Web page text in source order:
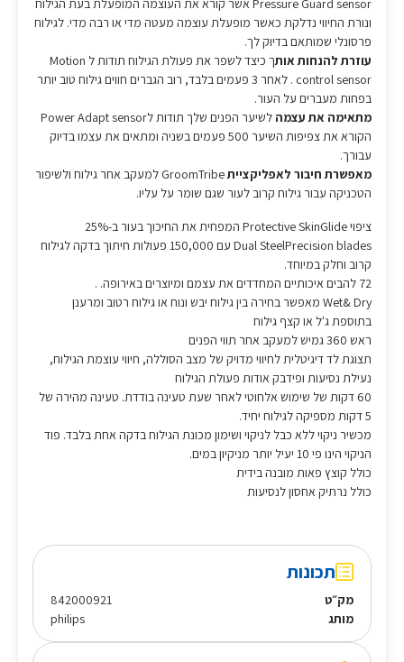
Pressure Guard sensor אשר קורא את העוצמה המופעלת בעת הגילוח
ונורת החיווי נדלקת כאשר מופעלת עוצמה מעטה מדי או רבה מדי. לגילוח
פרסונלי שמותאם בדיוק לך.
עוזרת להנחות אות
ך כיצד לשפר את פעולת הגילוח תודות ל Motion
control sensor . לאחר 3 פעמים בלבד, רוב הגברים חווים גילוח טוב יותר
בפחות מעברים על העור.
מתאימה את עצמה
לשיער הפנים שלך תודות לPower Adapt sensor
הקורא את צפיפות השיער 500 פעמים בשניה ומתאים את עצמו בדיוק
עבורך.
מאפשרת חיבור לאפליקציית
GroomTribe למעקב אחר גילוח ולשיפור
הטכניקה עבור גילוח קרוב לעור שגם שומר על עליו.
ציפוי Protective SkinGlide המפחית את החיכוך בעור ב-25%
Dual SteelPrecision blades עם 150,000 פעולות חיתוך בדקה לגילוח
קרוב וחלק במיוחד.
72 להבים איכותיים המחדדים את עצמם ומיוצרים באירופה. .
Wet& Dry מאפשר בחירה בין גילוח יבש ונוח או גילוח רטוב ומרענן
בתוספת ג'ל או קצף גילוח
ראש 360 גמיש למעקב אחר תווי הפנים
תצוגת לד דיגיטלית לחיווי מדויק של מצב הסוללה, חיווי עוצמת הגילוח,
נעילת נסיעות ופידבק אודות פעולת הגילוח
60 דקות של שימוש אלחוטי לאחר שעת טעינה בודדת. טעינה מהירה של
5 דקות מספיקה לגילוח יחיד.
מכשיר ניקוי ללא כבל לניקוי ושימון מכונת הגילוח בדקה אחת בלבד. פוד
הניקוי הינו פי 10 יעיל יותר מניקיון במים.
כולל קוצץ פאות מובנה בידית
כולל נרתיק אחסון לנסיעות
תכונות
מק״ט
842000921
מותג
philips